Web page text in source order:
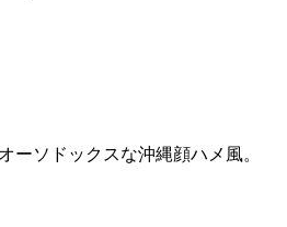
ーソドックスな沖縄顔ハメ風。